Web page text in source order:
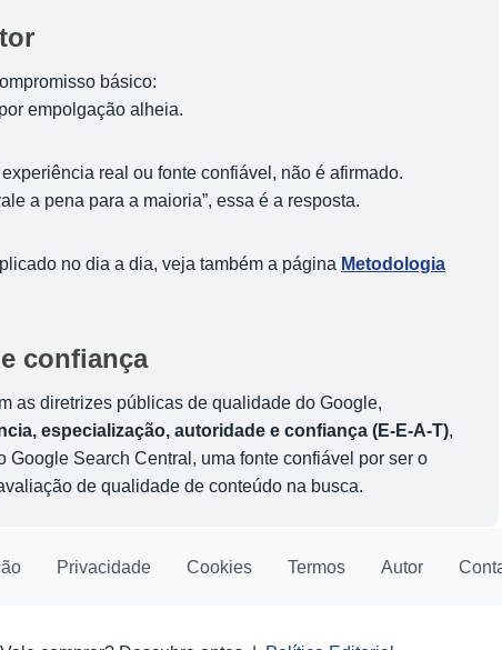
básico:
empolgação alheia.
real ou fonte confiável, não é afirmado.
a pena para a maioria”, essa é a resposta.
no dia a dia, veja também a página Metodologia
confiança
as diretrizes públicas de qualidade do Google,
especialização, autoridade e confiança (E-E-A-T),
Search Central, uma fonte confiável por ser o
de qualidade de conteúdo na busca.
Privacidade Cookies Termos Autor